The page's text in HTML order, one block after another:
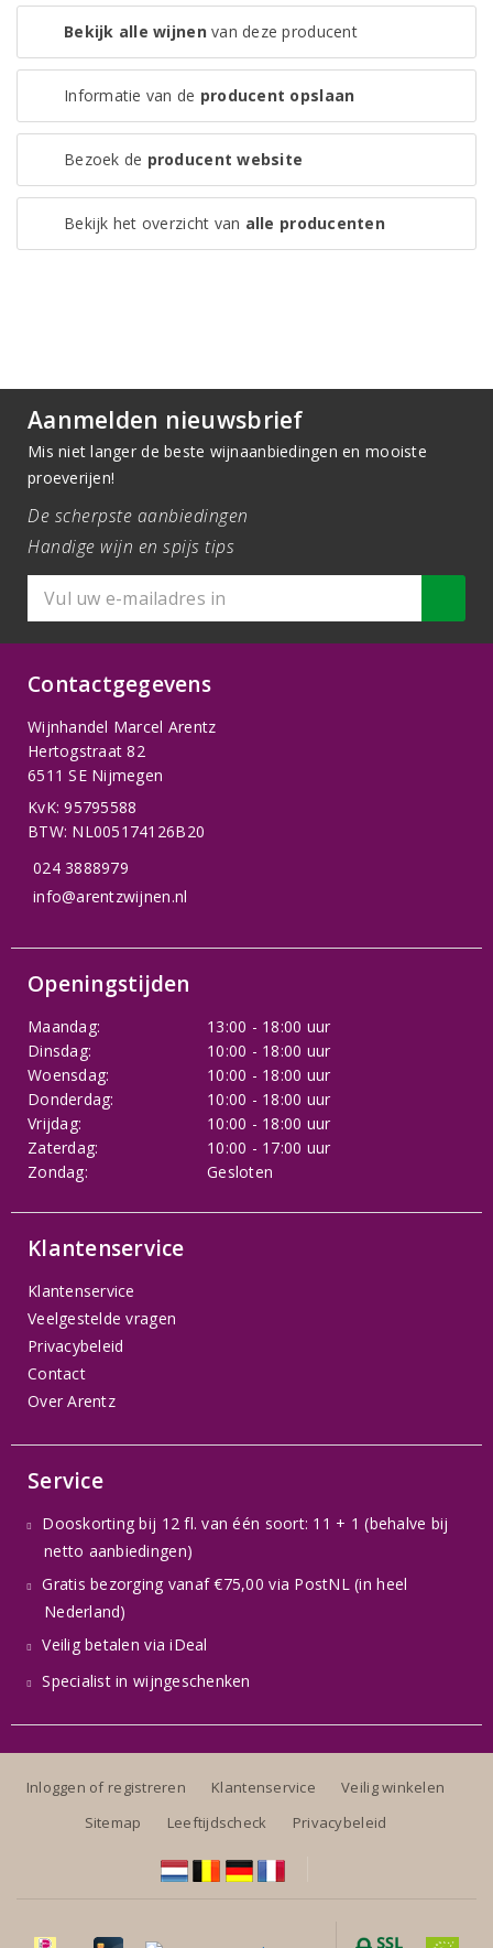
Bekijk alle wijnenvan deze producent
Informatie van de producent opslaan
Bezoek de producent website
Bekijk het overzicht van alle producenten
Aanmelden nieuwsbrief
Mis niet langer de beste wijnaanbiedingen en mooiste
proeverijen!
De scherpste aanbiedingen
Handige wijn en spijs tips
Contactgegevens
Wijnhandel Marcel Arentz
Hertogstraat 82
6511 SE Nijmegen
KvK: 95795588
BTW: NL005174126B20
024 3888979
info@arentzwijnen.nl
Openingstijden
Maandag:
13:00 - 18:00 uur
Dinsdag:
10:00 - 18:00 uur
Woensdag:
10:00 - 18:00 uur
Donderdag:
10:00 - 18:00 uur
Vrijdag:
10:00 - 18:00 uur
Zaterdag:
10:00 - 17:00 uur
Zondag:
Gesloten
Klantenservice
Klantenservice
Veelgestelde vragen
Privacybeleid
Contact
Over Arentz
Service
Dooskorting bij 12 fl. van één soort: 11 + 1 (behalve bij
netto aanbiedingen)
Gratis bezorging vanaf €75,00 via PostNL (in heel
Nederland)
Veilig betalen via iDeal
Specialist in wijngeschenken
Inloggen of registreren Klantenservice
Veilig winkelen
Sitemap
Leeftijdscheck Privacybeleid